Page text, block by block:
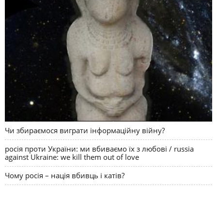
Чи збираємося виграти інформаційну війну?
росія проти України: ми вбиваємо їх з любові / russia
against Ukraine: we kill them out of love
Чому росія – нація вбивць і катів?